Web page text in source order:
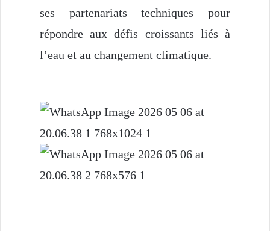
ses partenariats techniques pour
répondre aux défis croissants liés à
l’eau et au changement climatique.